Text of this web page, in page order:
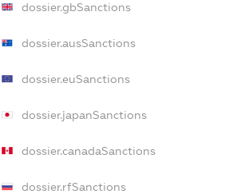
dossier.gbSanctions
dossier.ausSanctions
dossier.euSanctions
dossier.japanSanctions
dossier.canadaSanctions
dossier.rfSanctions